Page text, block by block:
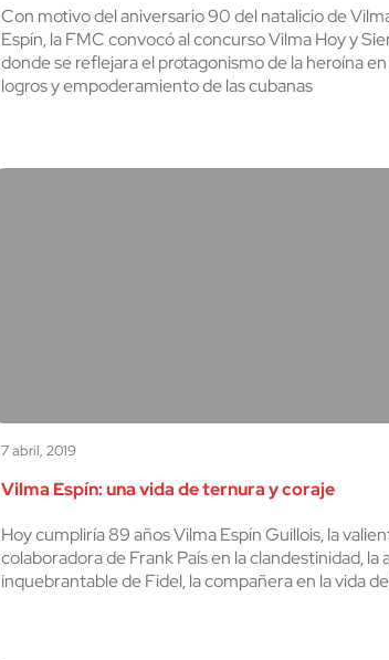
cerrar
Con motivo del aniversario 90 del natalicio de
Espín, la FMC convocó al concurso Vilma Hoy y
donde se reflejara el protagonismo de la heroína
logros y empoderamiento de las cubanas
7 abril, 2019
Vilma Espín: una vida de ternura y coraje
Hoy cumplirí­a 89 años Vilma Espín Guillois, la
colaboradora de Frank Paí­s en la clandestinidad, la
inquebrantable de Fidel, la compañera en la vida